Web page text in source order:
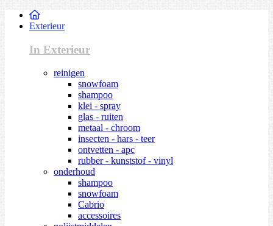
Exterieur
In Exterieur
reinigen
snowfoam
shampoo
klei - spray
glas - ruiten
metaal - chroom
insecten - hars - teer
ontvetten - apc
rubber - kunststof - vinyl
onderhoud
shampoo
snowfoam
Cabrio
accessoires